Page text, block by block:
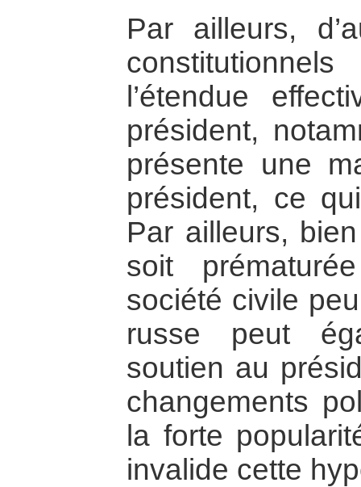
Par ailleurs,
l’étendue
président,
présente une
président, ce
Par ailleurs,
soit
société civile
russe peut
soutien au
changements
la forte
invalide cette